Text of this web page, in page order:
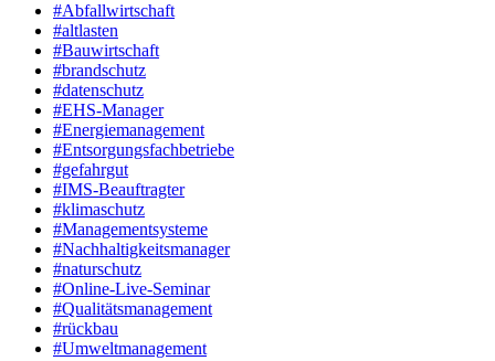
#Abfallwirtschaft
#altlasten
#Bauwirtschaft
#brandschutz
#datenschutz
#EHS-Manager
#Energiemanagement
#Entsorgungsfachbetriebe
#gefahrgut
#IMS-Beauftragter
#klimaschutz
#Managementsysteme
#Nachhaltigkeitsmanager
#naturschutz
#Online-Live-Seminar
#Qualitätsmanagement
#rückbau
#Umweltmanagement